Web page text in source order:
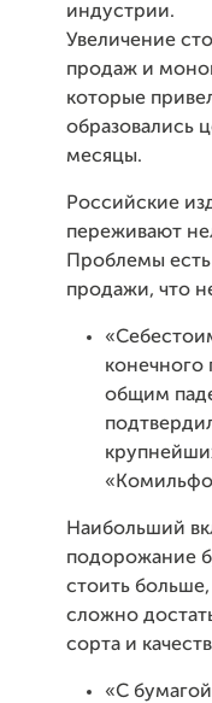
индустрии.
Увеличение
продаж и
которые
образовались
месяцы.
Российские
переживают
Проблемы есть
продажи, что
конечного
общим
Наибольший
подорожание
стоить
сложно
сорта и
«С